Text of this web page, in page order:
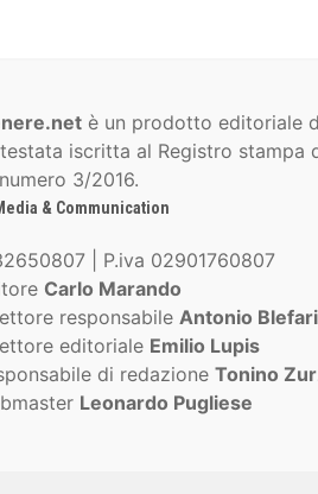
è un prodotto editoriale
iscritta al Registro stampa
3/2016.
& Communication
| P.iva 02901760807
Carlo Marando
responsabile Antonio Blefari
editoriale Emilio Lupis
di redazione Tonino
Leonardo Pugliese